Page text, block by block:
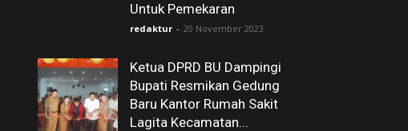
Untuk Pemekaran
redaktur - 20 November 2023
Ketua DPRD BU Dampingi
Bupati Resmikan Gedung
Baru Kantor Rumah Sakit
Lagita Kecamatan...